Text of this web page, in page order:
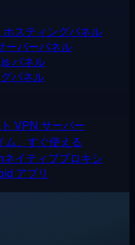
スティングパネル
ーバーパネル
パネル
パネル
VPN サーバー
ム、すぐ使える
イティブプロキシ
アプリ